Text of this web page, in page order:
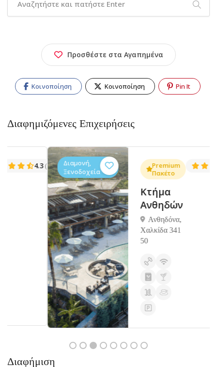
Προσθέστε στα Αγαπημένα
Κοινοποίηση Κοινοποίηση Pin It
Διαφημιζόμενες Επιχειρήσεις
(1381) Διαμονή,
Ξενοδοχεία
Premium
Πακέτο
Κτήμα
Ανθηδών
Ανθηδόνα,
Χαλκίδα 341
50
4.5
Διαφήμιση